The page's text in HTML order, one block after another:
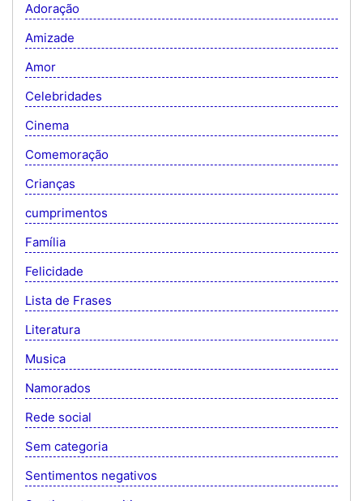
Adoração
Amizade
Amor
Celebridades
Cinema
Comemoração
Crianças
cumprimentos
Família
Felicidade
Lista de Frases
Literatura
Musica
Namorados
Rede social
Sem categoria
Sentimentos negativos